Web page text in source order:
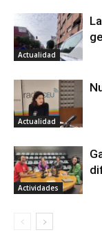
Actualidad
Actualidad
Actividades